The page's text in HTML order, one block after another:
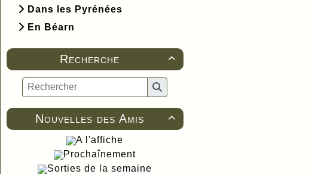
Dans les Pyrénées
En Béarn

Recherche

Nouvelles des Amis
A l'affiche
Prochaînement
Sorties de la semaine